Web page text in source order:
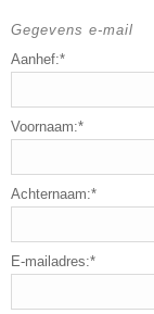
Gegevens e-mail
Aanhef:*
Voornaam:*
Achternaam:*
E-mailadres:*